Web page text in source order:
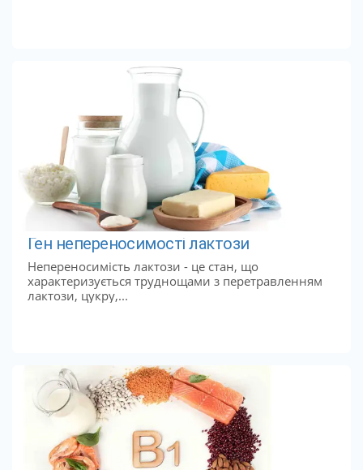
Ген непереносимості лактози
Непереносимість лактози - це стан, що
характеризується труднощами з перетравленням
лактози, цукру,...